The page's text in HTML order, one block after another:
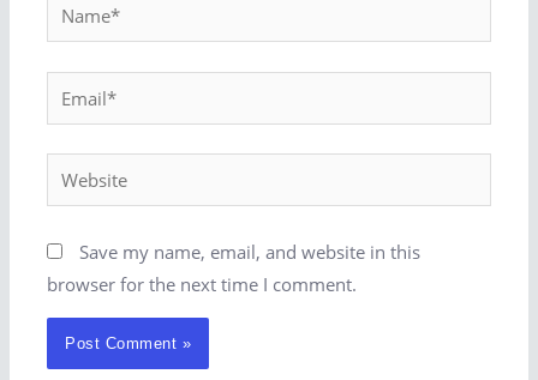
Save my name, email, and website in this
browser for the next time I comment.